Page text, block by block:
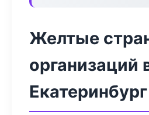
Желтые
организаций
Екатеринбург